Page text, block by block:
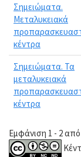
Σημειώματα.
Μεταλυκειακά
κέντρα
Σημειώματα. Τα
μεταλυκειακά
κέντρα
Εμφάνιση 1 - 2